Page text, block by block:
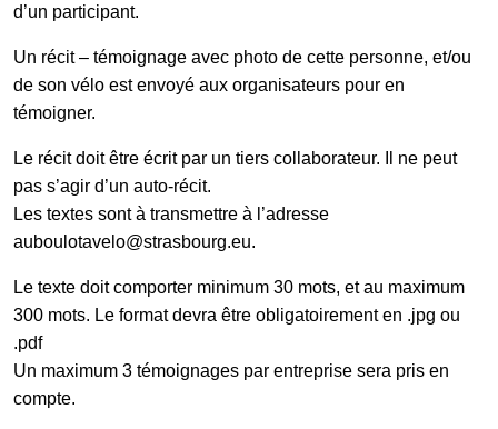
d’un participant.
Un récit – témoignage avec photo de cette personne, et/ou
de son vélo est envoyé aux organisateurs pour en
témoigner.
Le récit doit être écrit par un tiers collaborateur. Il ne peut
pas s’agir d’un auto-récit.
Les textes sont à transmettre à l’adresse
auboulotavelo@strasbourg.eu.
Le texte doit comporter minimum 30 mots, et au maximum
300 mots. Le format devra être obligatoirement en .jpg ou
.pdf
Un maximum 3 témoignages par entreprise sera pris en
compte.